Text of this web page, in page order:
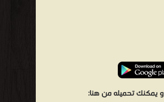
و يمكنك تحميله من هنا: